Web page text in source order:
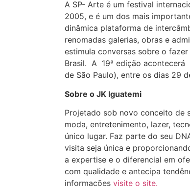
A SP- Arte é um festival
2005, e é um dos mais
dinâmica plataforma de
renomadas galerias, obras e
estimula conversas sobre o
Brasil. A 19ª edição acontecerá
de São Paulo), entre os dias 29
Sobre o JK Iguatemi
Projetado sob novo conceito de
moda, entretenimento, lazer,
único lugar. Faz parte do seu
visita seja única e
a expertise e o diferencial em
com qualidade e antecipa
informações visite o site.